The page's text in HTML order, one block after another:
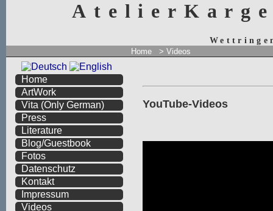
Home > Videos
YouTube-Videos
Home
ArtWork
Vita (Only German)
Press
Literature
Blog/Guestbook
Fotos
Datenschutz
Kontakt
Impressum
Videos